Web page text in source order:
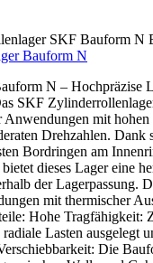
Bauform N
N – Hochpräzise
SKF
mit hohen
Drehzahlen. Dank
Bordringen am
dieses Lager eine
der Lagerpassung.
mit thermischer
Hohe Tragfähigkeit:
Lasten ausgelegt
Die